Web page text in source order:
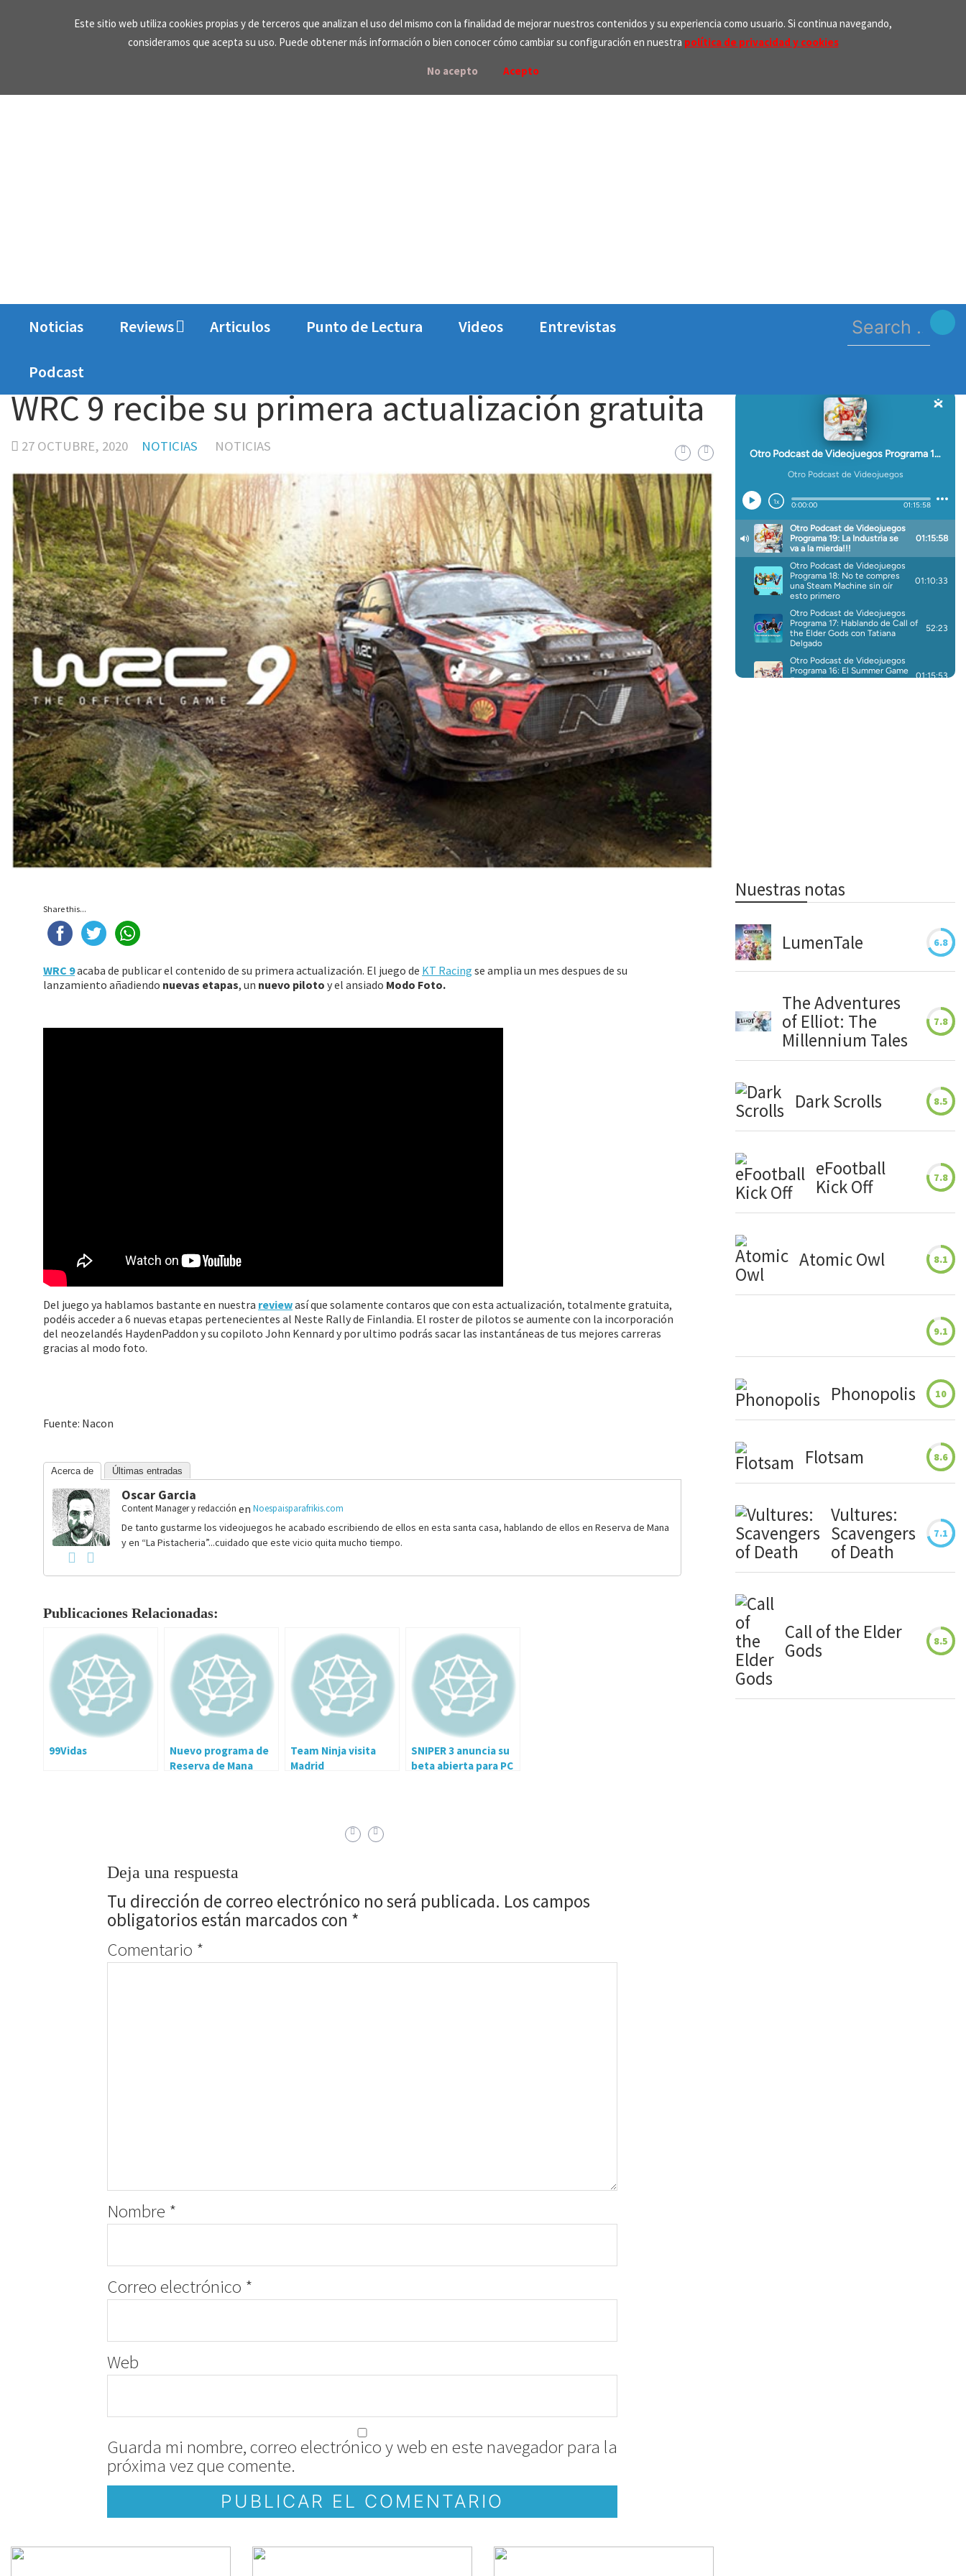
Este sitio web utiliza cookies propias y de terceros que analizan el uso del mismo con la finalidad de mejorar nuestros contenidos y su experiencia como usuario. Si continua navegando,
consideramos que acepta su uso. Puede obtener más información o bien conocer cómo cambiar su configuración en nuestra política de privacidad y cookies
No acepto Acepto
Noticias Reviews Articulos Punto de Lectura Videos Entrevistas
Podcast
Search
for:
WRC 9 recibe su primera actualización gratuita
27 OCTUBRE, 2020 NOTICIAS NOTICIAS
Share this...
WRC 9acaba de publicar el contenido de su primera actualización. El juego de KT Racing se amplia un mes despues de su
lanzamiento añadiendo nuevas etapas, un nuevo piloto y el ansiado Modo Foto.
Del juego ya hablamos bastante en nuestra reviewasí que solamente contaros que con esta actualización, totalmente gratuita,
podéis acceder a 6 nuevas etapas pertenecientes al Neste Rally de Finlandia. El roster de pilotos se aumente con la incorporación
del neozelandés HaydenPaddon y su copiloto John Kennard y por ultimo podrás sacar las instantáneas de tus mejores carreras
gracias al modo foto.
Fuente: Nacon
Acerca de Últimas entradas
Oscar Garcia
Content Manager y redacción en Noespaisparafrikis.com
De tanto gustarme los videojuegos he acabado escribiendo de ellos en esta santa casa, hablando de ellos en Reserva de Mana
y en “La Pistacheria”...cuidado que este vicio quita mucho tiempo.
Publicaciones Relacionadas:
99Vidas
Nuevo programa de
Reserva de Mana
Team Ninja visita
Madrid
SNIPER 3 anuncia su
beta abierta para PC
Deja una respuesta
Tu dirección de correo electrónico no será publicada. Los campos
obligatorios están marcados con *
Comentario *
Nombre *
Correo electrónico *
Web
Guarda mi nombre, correo electrónico y web en este navegador para la
próxima vez que comente.
Nuestras notas
LumenTale 6.8
The Adventures
of Elliot: The
Millennium Tales
7.8
Dark Scrolls 8.5
eFootball
Kick Off
7.8
Atomic Owl 8.1
9.1
Phonopolis 10
Flotsam 8.6
Vultures:
Scavengers
of Death
7.1
Call of the Elder
Gods
8.5